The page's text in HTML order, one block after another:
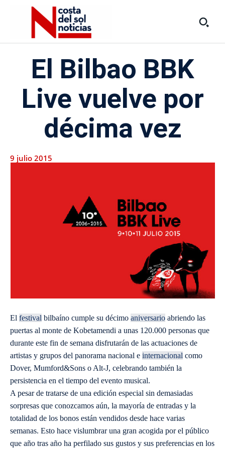
El Bilbao BBK
Live vuelve por
décima vez
9 julio 2015
El festival bilbaíno cumple su décimo aniversario abriendo las
puertas al monte de Kobetamendi a unas 120.000 personas que
durante este fin de semana disfrutarán de las actuaciones de
artistas y grupos del panorama nacional e internacional como
Dover, Mumford&Sons o Alt-J, celebrando también la
persistencia en el tiempo del evento musical.
A pesar de tratarse de una edición especial sin demasiadas
sorpresas que conozcamos aún, la mayoría de entradas y la
totalidad de los bonos están vendidos desde hace varias
semanas. Esto hace vislumbrar una gran acogida por el público
que año tras año ha perfilado sus gustos y sus preferencias en los